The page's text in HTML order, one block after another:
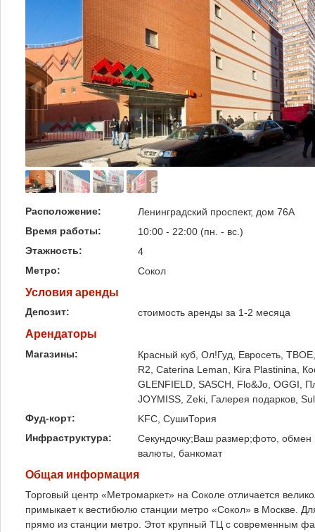
Расположение:
Ленинградский проспект, дом 76А
Время работы:
10:00 - 22:00 (пн. - вс.)
Этажность:
4
Метро:
Сокол
Условия аренды
Депозит: стоимость аренды за 1-2 месяца
Арендаторы
Магазины:
Красный куб, Ол!Гуд, Евросеть,
R2, Caterina Leman, Kira Plastinina,
GLENFIELD, SASCH, Flo&Jo, OGGI,
JOYMISS, Zeki, Галерея подарков,
Фуд-корт:
KFC, СушиТория
Инфраструктура:
Секундочку;Ваш размер;фото, обмен
валюты, банкомат
Общая информация
Торговый центр «Метромаркет» на Соколе отличается
примыкает к вестибюлю станции метро «Сокол» в Москве.
прямо из станции метро. Этот крупный ТЦ с современным